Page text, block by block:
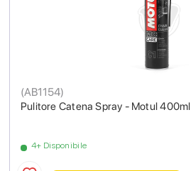
Pulitore Catena Spray - Motul 400ml
(AB1154)
4+ Disponibile